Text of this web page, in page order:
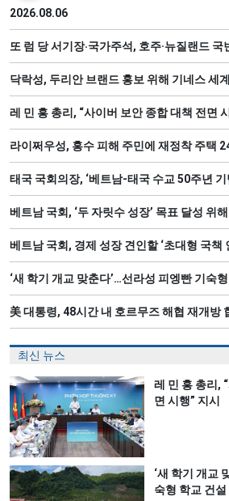
2026.08.06
또 럼 당 서기장‧국가주석, 호주·뉴질랜드 국
닥락성, 두리안 브랜드 홍보 위해 기네스 세
레 민 흥 총리, “사이버 보안 종합 대책 전면
라이쩌우성, 홍수 피해 주민에 재정착 주택
태국 국회의장, ‘베트남-태국 수교 50주년
베트남 국회, ‘두 자릿수 성장’ 목표 달성 위
베트남 국회, 경제 성장 견인할 ‘초대형 국책
‘새 학기 개교 맞춘다’…선라성 피엥빤 기숙
美 대통령, 48시간 내 호르무즈 해협 재개방
최신 뉴스
레 민 흥 총리,
면 시행” 지시
‘새 학기 개교
숙형 학교 건